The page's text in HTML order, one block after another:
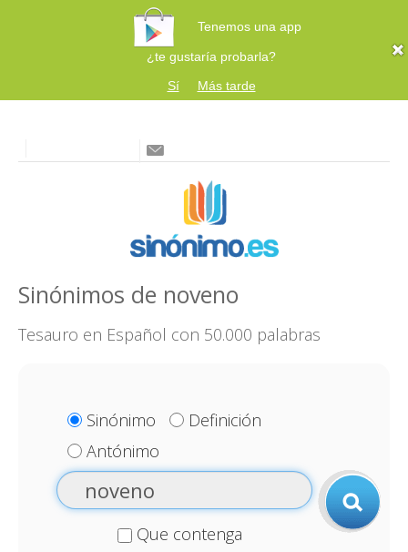
Tenemos una app
¿te gustaría probarla?
Sí
Más tarde
Sinónimos de noveno
Tesauro en Español con 50.000 palabras
Sinónimo
Definición
Antónimo
Que contenga